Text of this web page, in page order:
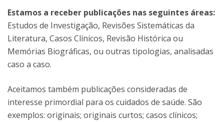
Estamos a receber publicações nas seguintes áreas:
Estudos de Investigação, Revisões Sistemáticas da
Literatura, Casos Clínicos, Revisão Histórica ou
Memórias Biográficas, ou outras tipologias, analisadas
caso a caso.
Aceitamos também publicações consideradas de
interesse primordial para os cuidados de saúde. São
exemplos: originais; originais curtos; casos clínicos;